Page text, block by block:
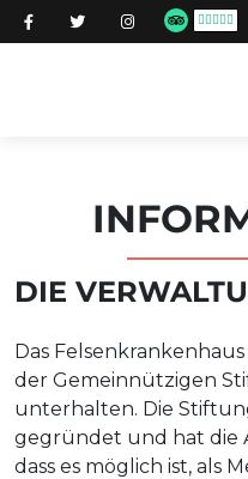
DIE
Das
der Gemeinnützigen
unterhalten. Die
gegründet und hat die
dass es möglich ist, als